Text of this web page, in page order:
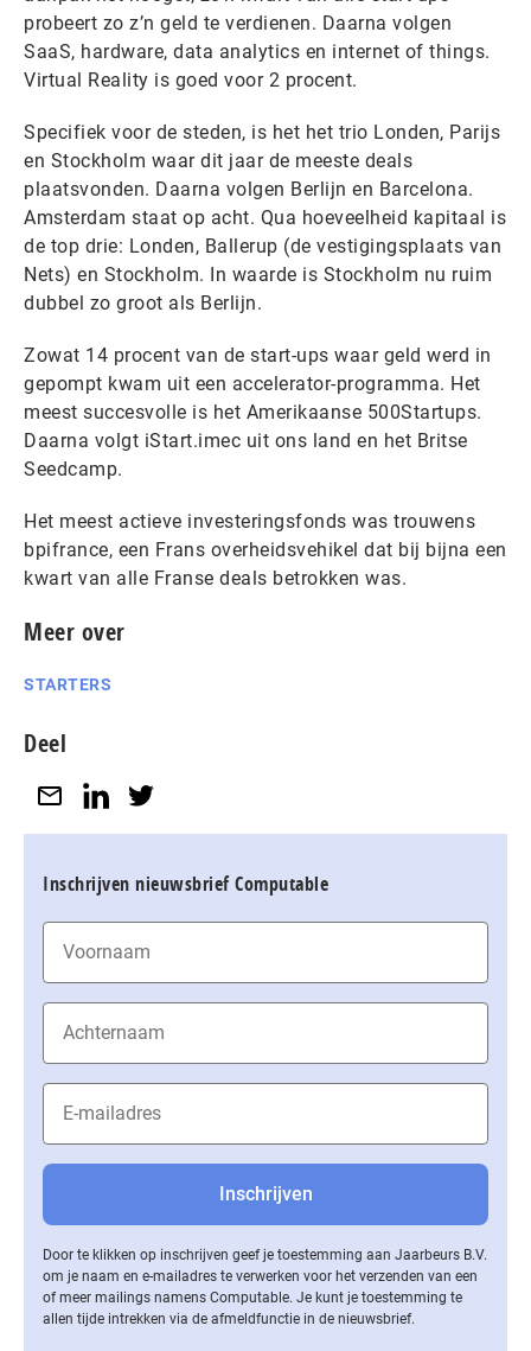
probeert zo z’n geld te verdienen. Daarna volgen
SaaS, hardware, data analytics en internet of things.
Virtual Reality is goed voor 2 procent.
Specifiek voor de steden, is het het trio Londen, Parijs
en Stockholm waar dit jaar de meeste deals
plaatsvonden. Daarna volgen Berlijn en Barcelona.
Amsterdam staat op acht. Qua hoeveelheid kapitaal is
de top drie: Londen, Ballerup (de vestigingsplaats van
Nets) en Stockholm. In waarde is Stockholm nu ruim
dubbel zo groot als Berlijn.
Zowat 14 procent van de start-ups waar geld werd in
gepompt kwam uit een accelerator-programma. Het
meest succesvolle is het Amerikaanse 500Startups.
Daarna volgt iStart.imec uit ons land en het Britse
Seedcamp.
Het meest actieve investeringsfonds was trouwens
bpifrance, een Frans overheidsvehikel dat bij bijna een
kwart van alle Franse deals betrokken was.
Meer over
STARTERS
Deel
Inschrijven nieuwsbrief Computable
Door te klikken op inschrijven geef je toestemming aan Jaarbeurs B.V.
om je naam en e-mailadres te verwerken voor het verzenden van een
of meer mailings namens Computable. Je kunt je toestemming te
allen tijde intrekken via de af­meld­func­tie in de nieuwsbrief.